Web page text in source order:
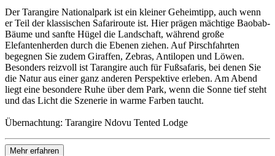
Der Tarangire Nationalpark ist ein kleiner Geheimtipp, auch wenn
er Teil der klassischen Safariroute ist. Hier prägen mächtige Baobab-
Bäume und sanfte Hügel die Landschaft, während große
Elefantenherden durch die Ebenen ziehen. Auf Pirschfahrten
begegnen Sie zudem Giraffen, Zebras, Antilopen und Löwen.
Besonders reizvoll ist Tarangire auch für Fußsafaris, bei denen Sie
die Natur aus einer ganz anderen Perspektive erleben. Am Abend
liegt eine besondere Ruhe über dem Park, wenn die Sonne tief steht
und das Licht die Szenerie in warme Farben taucht.
Übernachtung: Tarangire Ndovu Tented Lodge
Mehr erfahren